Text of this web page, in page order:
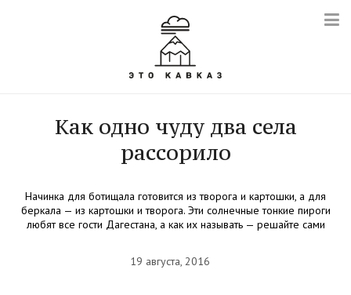
Как одно чуду два села
рассорило
Начинка для ботищала готовится из творога и картошки, а для
беркала — из картошки и творога. Эти солнечные тонкие пироги
любят все гости Дагестана, а как их называть — решайте сами
19 августа, 2016